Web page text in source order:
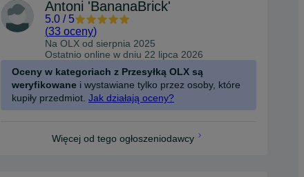
Antoni 'BananaBrick'
5.0 / 5
(33 oceny)
Na OLX od sierpnia 2025
Ostatnio online w dniu 22 lipca 2026
Oceny w kategoriach z Przesyłką OLX są
weryfikowane i wystawiane tylko przez osoby, które
kupiły przedmiot. Jak działają oceny?
Więcej od tego ogłoszeniodawcy